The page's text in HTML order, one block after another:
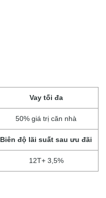
Vay tối đa
50% giá trị căn nhà
Biên độ lãi suất sau ưu đãi
12T+ 3,5%